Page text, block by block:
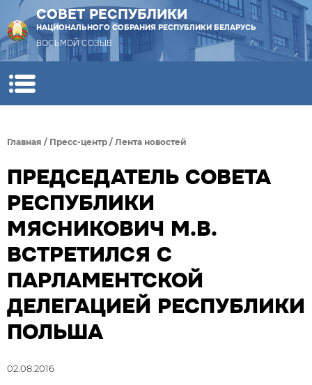
СОВЕТ РЕСПУБЛИКИ
НАЦИОНАЛЬНОГО СОБРАНИЯ РЕСПУБЛИКИ БЕЛАРУСЬ
ВОСЬМОЙ СОЗЫВ
Главная / Пресс-центр / Лента новостей
ПРЕДСЕДАТЕЛЬ СОВЕТА
РЕСПУБЛИКИ
МЯСНИКОВИЧ М.В.
ВСТРЕТИЛСЯ С
ПАРЛАМЕНТСКОЙ
ДЕЛЕГАЦИЕЙ РЕСПУБЛИКИ
ПОЛЬША
02.08.2016